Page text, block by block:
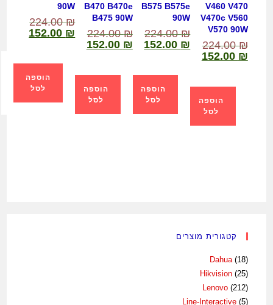
V460 V470
V470c V560
V570 90W
224.00₪
152.00 ₪
הוספה
לסל
B575 B575e
90W
224.00₪
152.00 ₪
הוספה
לסל
B470 B470e
B475 90W
224.00₪
152.00 ₪
הוספה
לסל
90W
224.00₪
152.00 ₪
הוספה
לסל
קטגורית מוצרים
Dahua (18)
Hikvision (25)
Lenovo (212)
Line-Interactive (5)